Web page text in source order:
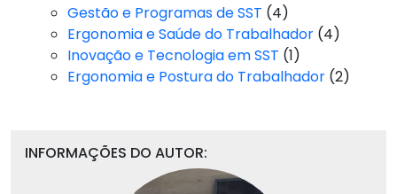
Gestão e Programas de SST (4)
Ergonomia e Saúde do Trabalhador (4)
Inovação e Tecnologia em SST (1)
Ergonomia e Postura do Trabalhador (2)
INFORMAÇÕES DO AUTOR: